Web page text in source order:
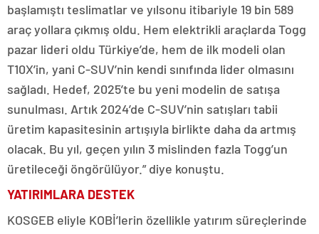
başlamıştı teslimatlar ve yılsonu itibariyle 19 bin 589
araç yollara çıkmış oldu. Hem elektrikli araçlarda Togg
pazar lideri oldu Türkiye’de, hem de ilk modeli olan
T10X’in, yani C-SUV’nin kendi sınıfında lider olmasını
sağladı. Hedef, 2025’te bu yeni modelin de satışa
sunulması. Artık 2024’de C-SUV’nin satışları tabii
üretim kapasitesinin artışıyla birlikte daha da artmış
olacak. Bu yıl, geçen yılın 3 mislinden fazla Togg’un
üretileceği öngörülüyor.” diye konuştu.
YATIRIMLARA DESTEK
KOSGEB eliyle KOBİ’lerin özellikle yatırım süreçlerinde